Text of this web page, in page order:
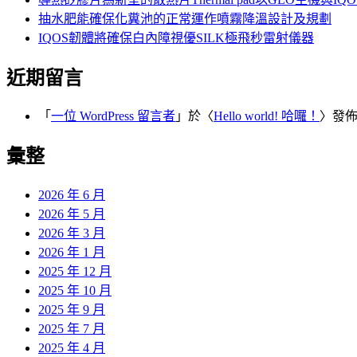
抽水肥能確保化糞池的正常運作噴霧降溫設計及規劃
IQOS韌體將確保白內障視優SILK極飛秒雷射儀器
近期留言
「 一位 WordPress 留言者 」於〈Hello world! 哈囉！ 〉發
彙整
2026 年 6 月
2026 年 5 月
2026 年 3 月
2026 年 1 月
2025 年 12 月
2025 年 10 月
2025 年 9 月
2025 年 7 月
2025 年 4 月